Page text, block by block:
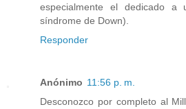
especialmente el dedicado a
síndrome de Down).
Responder
Anónimo 11:56 p. m.
Desconozco por completo al